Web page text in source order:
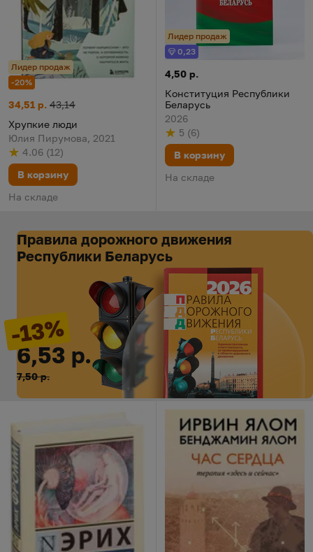
Лидер продаж
-20%
Хрупкие люди
Цена:
34,51 р.
Старая цена:
43,14
Хрупкие люди
Юлия Пирумова, 2021
Рейтинг
4.06
из 5 (
по результату
12
голосов
)
В корзину
На складе
Лидер продаж
Бонус
0,23
Конституция Республики
Цена:
4,50 р.
Конституция Республики
Беларусь
2026
Рейтинг
5
из 5 (
по результату
6
голосов)
В корзину
На складе
Правила дорожного движения
Республики Беларусь
-13%
6,53 р.
7,50 р.